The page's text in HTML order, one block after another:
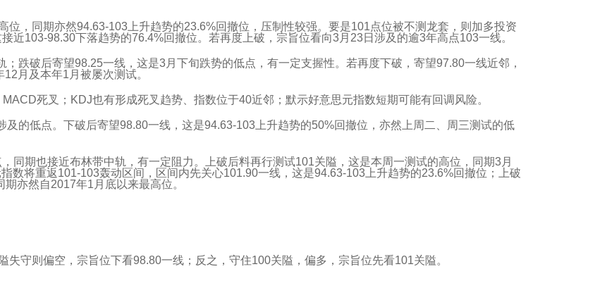
位，同期亦然94.63-103上升趋势的23.6%回撤位，压制性较强。要是101点位被不测龙套，则加多投资
近103-98.30下落趋势的76.4%回撤位。若再度上破，宗旨位看向3月23日涉及的逾3年高点103一线。
跌破后寄望98.25一线，这是3月下旬跌势的低点，有一定支握性。若再度下破，寄望97.80一线近邻，
月及本年1月被屡次测试。
死叉；KDJ也有形成死叉趋势、指数位于40近邻；默示好意思元指数短期可能有回调风险。
的低点。下破后寄望98.80一线，这是94.63-103上升趋势的50%回撤位，亦然上周二、周三测试的低
同期也接近布林带中轨，有一定阻力。上破后料再行测试101关隘，这是本周一测试的高位，同期3月
数将重返101-103轰动区间，区间内先关心101.90一线，这是94.63-103上升趋势的23.6%回撤位；上破
亦然自2017年1月底以来最高位。
守则偏空，宗旨位下看98.80一线；反之，守住100关隘，偏多，宗旨位先看101关隘。